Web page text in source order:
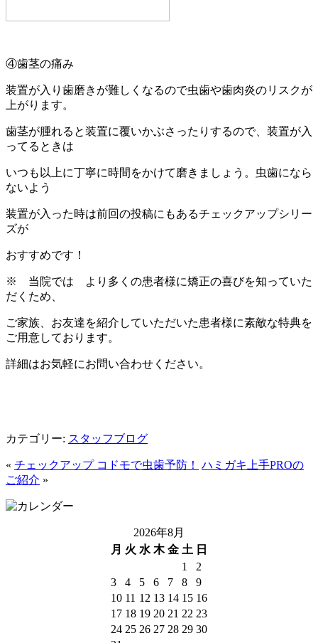
④歯茎の痛み
装置が入り歯磨きが難しくなるので虫歯や歯肉炎のリスクが
上がります。
歯茎が腫れると装置に覆いかぶさったりするので、装置が入
ってるときは
いつも以上に丁寧に時間をかけて磨きましょう。虫歯になら
ないよう
装置が入った時は前回の投稿にもあるチェックアップシリー
ズが
おすすめです！
※ 当院では より多くの患者様に矯正の喜びを知っていた
だくため、
ご家族、お友達を紹介していただいた患者様に素敵な特典を
ご用意しております。
詳細はお気軽にお問い合わせください。
カテゴリー: スタッフブログ
« チェックアップ コドモで虫歯予防！
ハミガキ上手PROの
ご紹介 »
2026年8月
月 火 水 木 金 土 日
1
2
3
4 5 6 7 8
9
10 11 12 13 14 15 16
17 18 19 20 21 22 23
24 25 26 27 28 29 30